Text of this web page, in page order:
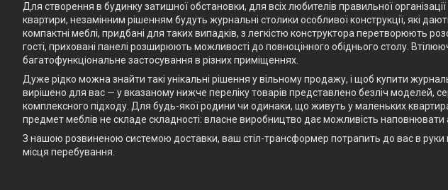
Для створення в будинку затишної обстановки, для всіх любителів правильної
квартири, незамінним рішенням будуть журнальні столики особливої конструкції, які
компактні меблі, придбані для таких випадків, з легкістю конструктора перетворюють
гості, приховані панелі розширюють можливості до повноцінного обіднього столу.
багатофункціональне застосування в різних приміщеннях.
Дуже рідко можна знайти такі унікальні рішення у вільному продажу, і щоб купити
вирішено для вас — у вказаному нижче переліку товарів представлено безліч моделей,
комплексного підходу. Для будь-якої родини чи одинаки, що живуть у маленьких
предмет меблів не складе складності: власне виробництво дає можливість наповнювати
З нашою розвиненою системою доставки, ваш стіл-трансформер потрапить до вас в
місця перебування.